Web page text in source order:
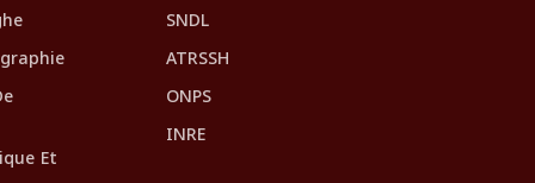
Et
SNDL
ATRSSH
ONPS
INRE